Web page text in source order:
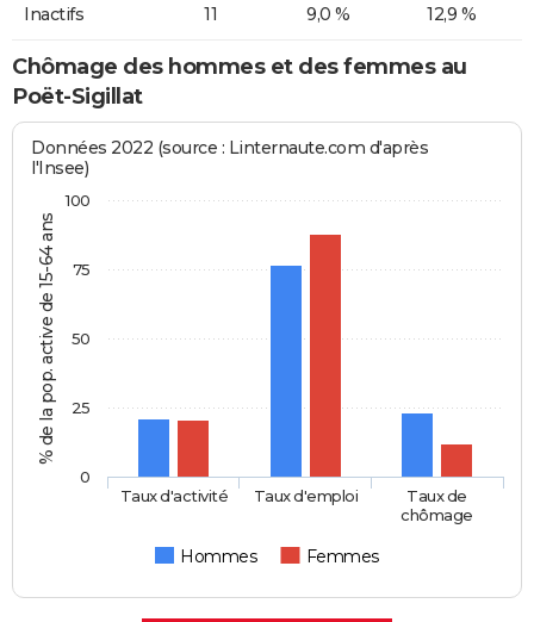
Inactifs 11 9,0 % 12,9 %
Chômage des hommes et des femmes au
Poët-Sigillat
% de la pop. active de 15-64 ans
Données 2022 (source : Linternaute.com d'après
l'Insee)
Hommes Femmes
Taux d'activité Taux d'emploi
Taux de
chômage
0
25
50
75
100